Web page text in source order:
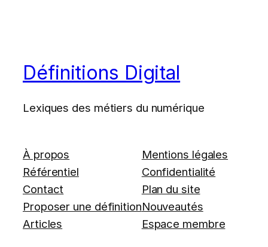
Définitions Digital
Lexiques des métiers du numérique
À propos
Référentiel
Contact
Proposer une définition
Articles
Mentions légales
Confidentialité
Plan du site
Nouveautés
Espace membre